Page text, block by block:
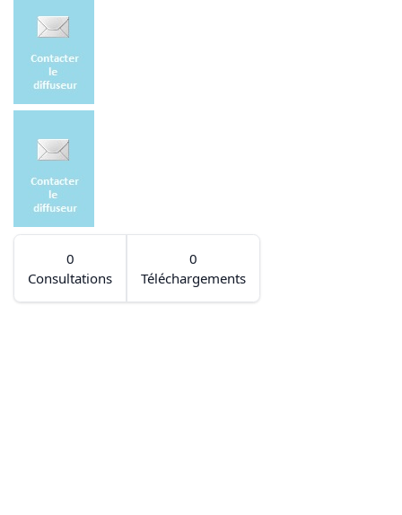
0
Consultations
0
Téléchargements